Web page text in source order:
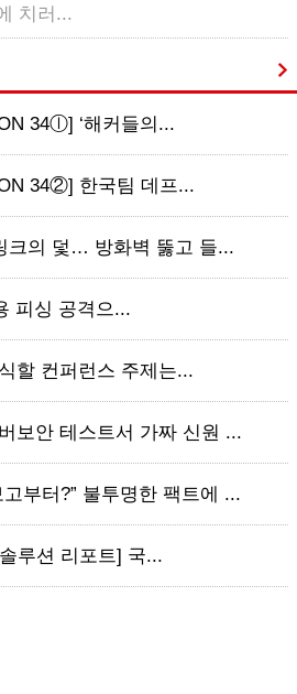
치러...
34ⓛ] ‘해커들의...
34②] 한국팀 데프...
크의 덫… 방화벽 뚫고 들...
피싱 공격으...
할 컨퍼런스 주제는...
보안 테스트서 가짜 신원 ...
부터?” 불투명한 팩트에 ...
루션 리포트] 국...